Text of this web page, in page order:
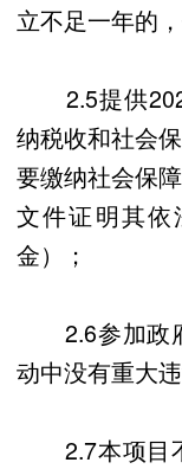
立不足一年的
2.5提供
纳税收和社会
要缴纳社会保
文件证明其
金）；
2.6参加政
动中没有重大
2.7本项目